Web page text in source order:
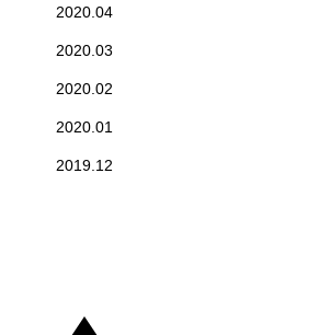
2020.04
2020.03
2020.02
2020.01
2019.12